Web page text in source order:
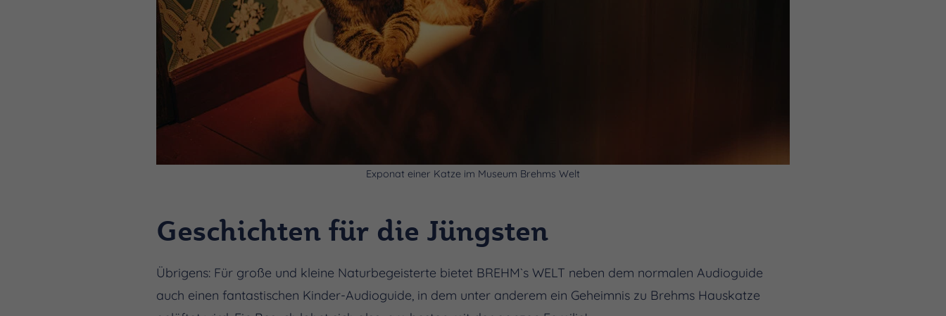
Exponat einer Katze im Museum Brehms Welt
Geschichten für die Jüngsten
Übrigens: Für große und kleine Naturbegeisterte bietet BREHM`s WELT neben dem normalen Audioguide
auch einen fantastischen Kinder-Audioguide, in dem unter anderem ein Geheimnis zu Brehms Hauskatze